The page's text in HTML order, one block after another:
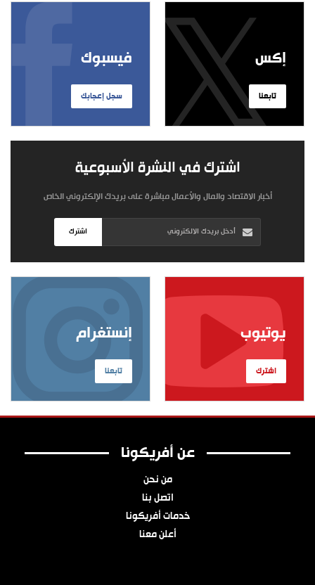
فيسبوك
سجل إعجابك
إكس
تابعنا
اشترك في النشرة الأسبوعية
أخبار الاقتصاد والمال والأعمال مباشرة على بريدك الإلكتروني الخاص
اشترك
إنستغرام
تابعنا
يوتيوب
اشترك
عن أفريكونا
من نحن
اتصل بنا
خدمات أفريكونا
أعلن معنا